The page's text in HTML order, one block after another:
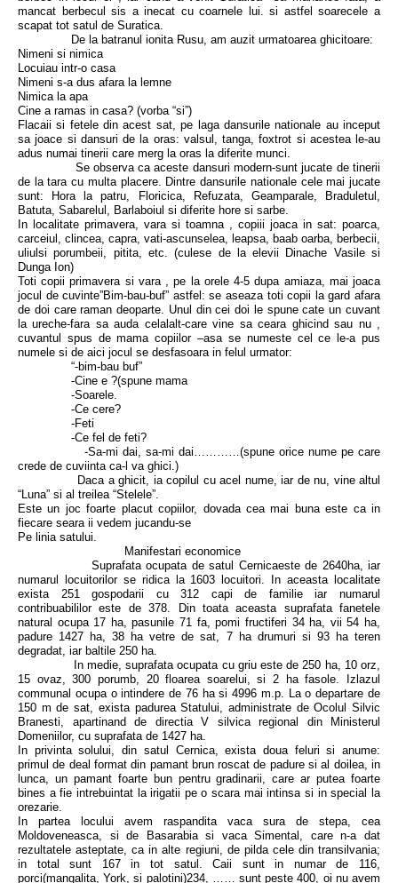
mancat berbecul sis a inecat cu coarnele lui. si astfel soarecele a
scapat tot satul de Suratica.
De la batranul ionita Rusu, am auzit urmatoarea ghicitoare:
Nimeni si nimica
Locuiau intr-o casa
Nimeni s-a dus afara la lemne
Nimica la apa
Cine a ramas in casa? (vorba “si”)
Flacaii si fetele din acest sat, pe laga dansurile nationale au inceput
sa joace si dansuri de la oras: valsul, tanga, foxtrot si acestea le-au
adus numai tinerii care merg la oras la diferite munci.
Se observa ca aceste dansuri modern-sunt jucate de tinerii
de la tara cu multa placere. Dintre dansurile nationale cele mai jucate
sunt: Hora la patru, Floricica, Refuzata, Geamparale, Braduletul,
Batuta, Sabarelul, Barlaboiul si diferite hore si sarbe.
In localitate primavera, vara si toamna , copiii joaca in sat: poarca,
carceiul, clincea, capra, vati-ascunselea, leapsa, baab oarba, berbecii,
uliulsi porumbeii, pitita, etc. (culese de la elevii Dinache Vasile si
Dunga Ion)
Toti copii primavera si vara , pe la orele 4-5 dupa amiaza, mai joaca
jocul de cuvinte”Bim-bau-buf” astfel: se aseaza toti copii la gard afara
de doi care raman deoparte. Unul din cei doi le spune cate un cuvant
la ureche-fara sa auda celalalt-care vine sa ceara ghicind sau nu ,
cuvantul spus de mama copiilor –asa se numeste cel ce le-a pus
numele si de aici jocul se desfasoara in felul urmator:
“-bim-bau buf”
-Cine e ?(spune mama
-Soarele.
-Ce cere?
-Feti
-Ce fel de feti?
-Sa-mi dai, sa-mi dai…………(spune orice nume pe care
crede de cuviinta ca-l va ghici.)
Daca a ghicit, ia copilul cu acel nume, iar de nu, vine altul
“Luna” si al treilea “Stelele”.
Este un joc foarte placut copiilor, dovada cea mai buna este ca in
fiecare seara ii vedem jucandu-se
Pe linia satului.
Manifestari economice
Suprafata ocupata de satul Cernicaeste de 2640ha, iar
numarul locuitorilor se ridica la 1603 locuitori. In aceasta localitate
exista 251 gospodarii cu 312 capi de familie iar numarul
contribuabililor este de 378. Din toata aceasta suprafata fanetele
natural ocupa 17 ha, pasunile 71 fa, pomi fructiferi 34 ha, vii 54 ha,
padure 1427 ha, 38 ha vetre de sat, 7 ha drumuri si 93 ha teren
degradat, iar baltile 250 ha.
In medie, suprafata ocupata cu griu este de 250 ha, 10 orz,
15 ovaz, 300 porumb, 20 floarea soarelui, si 2 ha fasole. Izlazul
communal ocupa o intindere de 76 ha si 4996 m.p. La o departare de
150 m de sat, exista padurea Statului, administrate de Ocolul Silvic
Branesti, apartinand de directia V silvica regional din Ministerul
Domeniilor, cu suprafata de 1427 ha.
In privinta solului, din satul Cernica, exista doua feluri si anume:
primul de deal format din pamant brun roscat de padure si al doilea, in
lunca, un pamant foarte bun pentru gradinarii, care ar putea foarte
bines a fie intrebuintat la irigatii pe o scara mai intinsa si in special la
orezarie.
In partea locului avem raspandita vaca sura de stepa, cea
Moldoveneasca, si de Basarabia si vaca Simental, care n-a dat
rezultatele asteptate, ca in alte regiuni, de pilda cele din transilvania;
in total sunt 167 in tot satul. Caii sunt in numar de 116,
porci(mangalita, York, si palotini)234, …… sunt peste 400, oi nu avem